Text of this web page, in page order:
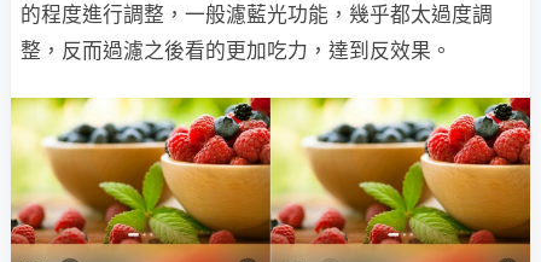
的程度進行調整，一般濾藍光功能，幾乎都太過度調
整，反而過濾之後看的更加吃力，達到反效果。